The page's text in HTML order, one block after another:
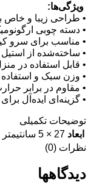
ویژگی‌ها:
• طراحی زیبا و خاص
• دسته چوبی
• مناسب برای سرو
• ساخته‌شده از استیل
• قابل استفاده در
• وزن سبک و
• مقاوم در برابر
• گزینه‌ای ایده‌آل
توضیحات تکمیلی
ابعاد 27 × 5 سانتیمتر
نظرات (0)
دیدگاهها